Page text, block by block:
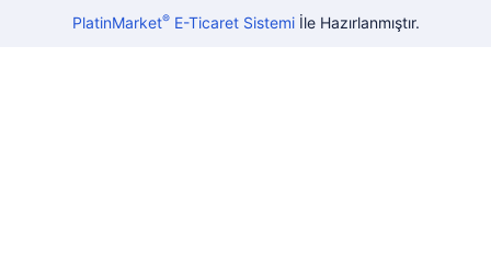
PlatinMarket®E-Ticaret Sistemiİle Hazırlanmıştır.